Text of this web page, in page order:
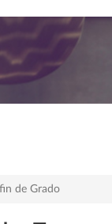
fin de Grado